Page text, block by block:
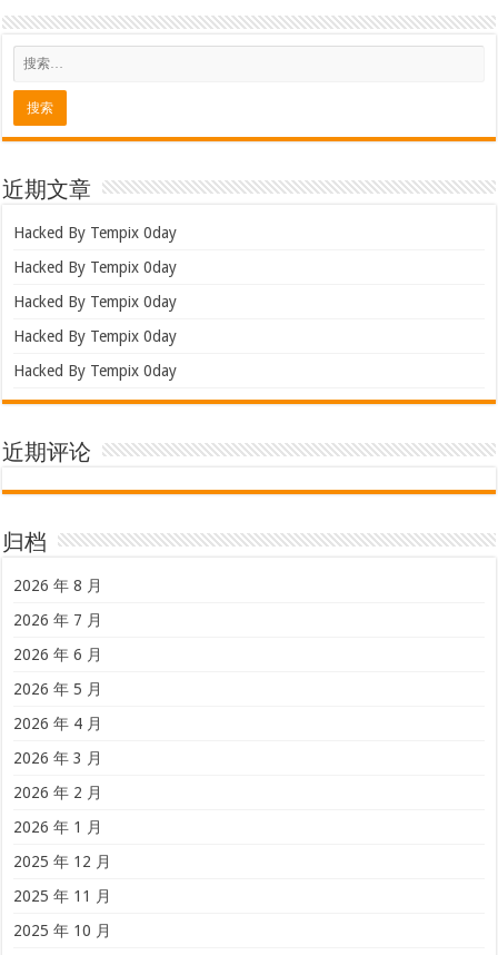
近期文章
Hacked By Tempix 0day
Hacked By Tempix 0day
Hacked By Tempix 0day
Hacked By Tempix 0day
Hacked By Tempix 0day
近期评论
归档
2026 年 8 月
2026 年 7 月
2026 年 6 月
2026 年 5 月
2026 年 4 月
2026 年 3 月
2026 年 2 月
2026 年 1 月
2025 年 12 月
2025 年 11 月
2025 年 10 月